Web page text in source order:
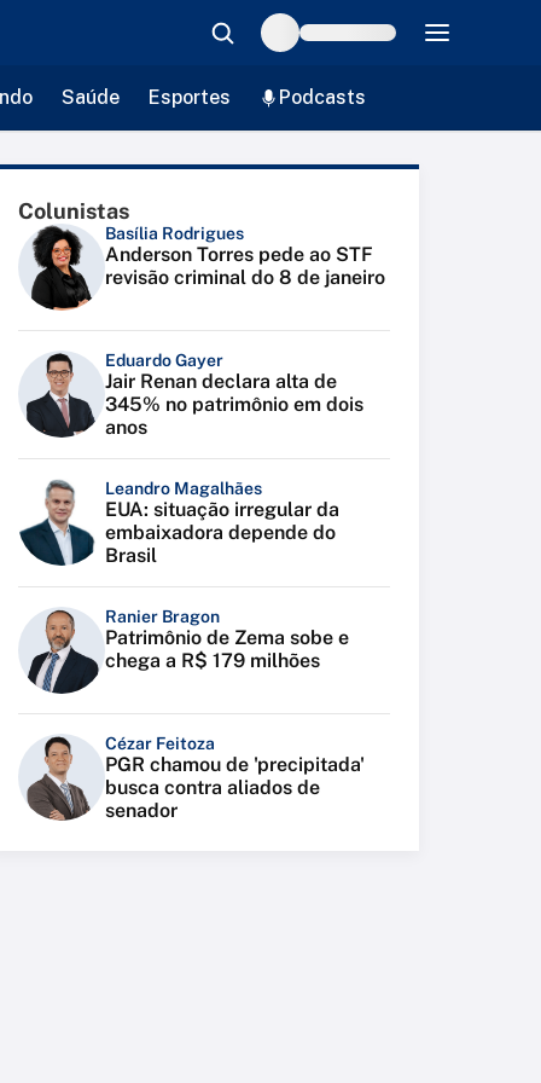
Saúde Esportes Podcasts
Colunistas
Basília Rodrigues
Anderson Torres pede ao STF
revisão criminal do 8 de janeiro
Eduardo Gayer
Jair Renan declara alta de
345% no patrimônio em dois
anos
Leandro Magalhães
EUA: situação irregular da
embaixadora depende do
Brasil
Ranier Bragon
Patrimônio de Zema sobe e
chega a R$ 179 milhões
Cézar Feitoza
PGR chamou de 'precipitada'
busca contra aliados de
senador